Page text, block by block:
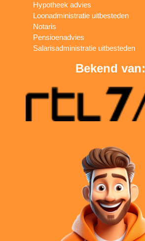
Hypotheek advies
Loonadministratie uitbesteden
Notaris
Pensioenadvies
Salarisadministratie uitbesteden
Bekend van: